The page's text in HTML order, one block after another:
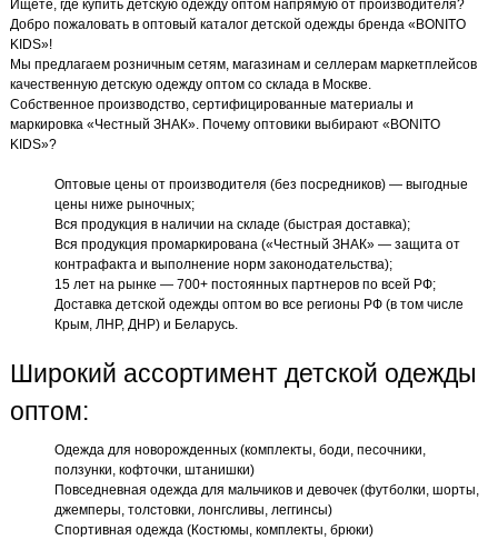
Ищете, где купить детскую одежду оптом напрямую от производителя?
Добро пожаловать в оптовый каталог детской одежды бренда «BONITO
KIDS»!
Мы предлагаем розничным сетям, магазинам и селлерам маркетплейсов
качественную детскую одежду оптом со склада в Москве.
Собственное производство, сертифицированные материалы и
маркировка «Честный ЗНАК». Почему оптовики выбирают «BONITO
KIDS»?
Оптовые цены от производителя (без посредников) — выгодные
цены ниже рыночных;
Вся продукция в наличии на складе (быстрая доставка);
Вся продукция промаркирована («Честный ЗНАК» — защита от
контрафакта и выполнение норм законодательства);
15 лет на рынке — 700+ постоянных партнеров по всей РФ;
Доставка детской одежды оптом во все регионы РФ (в том числе
Крым, ЛНР, ДНР) и Беларусь.
Широкий ассортимент детской одежды
оптом:
Одежда для новорожденных (комплекты, боди, песочники,
ползунки, кофточки, штанишки)
Повседневная одежда для мальчиков и девочек (футболки, шорты,
джемперы, толстовки, лонгсливы, леггинсы)
Спортивная одежда (Костюмы, комплекты, брюки)